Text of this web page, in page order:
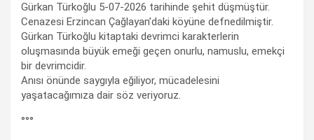
Gürkan Türkoğlu 5-07-2026 tarihinde şehit düşmüştür.
Cenazesi Erzincan Çağlayan’daki köyüne defnedilmiştir.
Gürkan Türkoğlu kitaptaki devrimci karakterlerin
oluşmasında büyük emeği geçen onurlu, namuslu, emekçi
bir devrimcidir.
Anısı önünde saygıyla eğiliyor, mücadelesini
yaşatacağımıza dair söz veriyoruz.
°°°